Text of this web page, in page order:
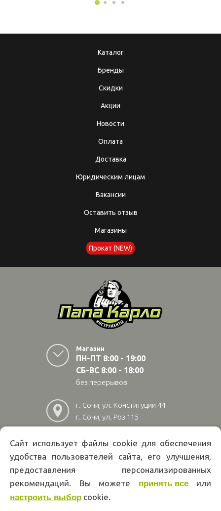
Каталог
Бренды
Скидки
Акции
Новости
Оплата
Доставка
Юридическим лицам
Вакансии
Оставить отзыв
Магазины
Прокат (NEW)
Магазин
ПН-ПТ 8:00 - 19:00
СБ-ВС 8:00 - 18:00
без перерывов
г. Сочи, ул. Конституции 44
г. Сочи, ул. Роз 115
г. Адлер, ул Авиационная
28/10
222 02 01
офертой. Указанные цены действуют только при оформлении заказа
через интернет-магазин papakarlotools.ru.
Цены в пунктах выдачи заказов и розничных магазинах компании
Сайт использует файлы cookie для обеспечения
удобства пользователей сайта, его улучшения,
предоставления персонализированных
рекомендаций. Вы можете принять всеили
настроить выбор cookie.